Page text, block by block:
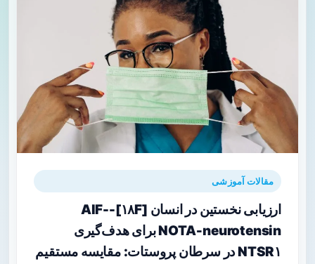
مقالات آموزشی
ارزیابی نخستین در انسان [۱۸F]-AlF-
NOTA‑neurotensin برای هدف‌گیری
NTSR۱ در سرطان پروستات: مقایسه مستقیم